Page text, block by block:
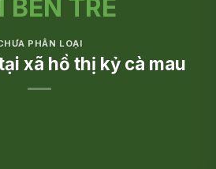
PHÂN LOẠI
xã hồ thị kỷ cà mau